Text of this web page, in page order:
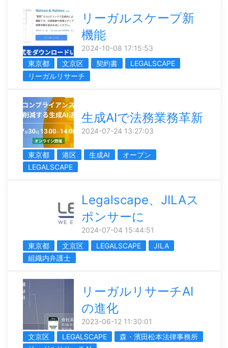
リーガルスケープ新
機能
2024-10-08 17:15:53
東京都
文京区 契約書
LEGALSCAPE
リーガルリサーチ
生成AIで法務業務革新
2024-07-24 13:27:03
東京都 港区 生成AI
オープン
LEGALSCAPE
Legalscape、JILAス
ポンサーに
2024-07-04 15:44:51
東京都
文京区 LEGALSCAPE
JILA
組織内弁護士
リーガルリサーチAI
の進化
2023-06-12 11:30:01
文京区
LEGALSCAPE
森・濱田松本法律事務所